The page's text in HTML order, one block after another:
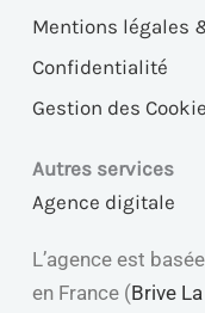
Mentions légales
Confidentialité
Gestion des
Autres services
Agence digitale
L’agence est
en France (Brive